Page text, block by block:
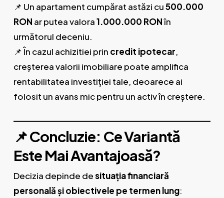
📌 Un apartament cumpărat astăzi cu500.000
RON ar putea valora1.000.000 RONîn
următorul deceniu.
📌 În cazul achizitiei prin credit ipotecar,
creșterea valorii imobiliare poate amplifica
rentabilitatea investiției tale, deoarece ai
folosit un avans mic pentru un activ în creștere.
📌 Concluzie: Ce Variantă
Este Mai Avantajoasă?
Decizia depinde desituația financiară
personală și obiectivele pe termen lung: